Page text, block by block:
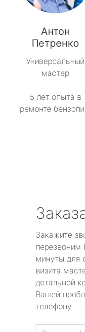
Антон
Петренко
Универсальный
мастер
5 лет опыта в
ремонте
Закажите
перезвоним
минуты для
визита
детальной
Вашей
телефону.